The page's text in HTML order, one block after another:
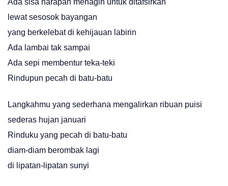
Ada sisa harapan menagih untuk ditafsirkan
lewat sesosok bayangan
yang berkelebat di kehijauan labirin
Ada lambai tak sampai
Ada sepi membentur teka-teki
Rindupun pecah di batu-batu
Langkahmu yang sederhana mengalirkan ribuan puisi
sederas hujan januari
Rinduku yang pecah di batu-batu
diam-diam berombak lagi
di lipatan-lipatan sunyi